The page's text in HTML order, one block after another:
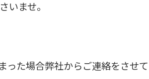
いませ。
った場合弊社からご連絡をさせ